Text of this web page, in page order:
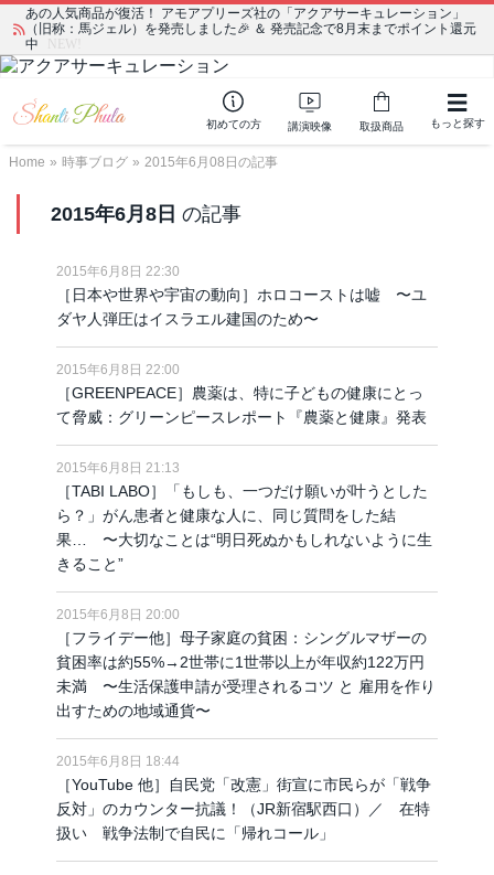
あの人気商品が復活！ アモアプリーズ社の「アクアサーキュレーション」
（旧称：馬ジェル）を発売しました🎉 ＆ 発売記念で8月末までポイント還元
中
NEW!
初めての方 講演映像 取扱商品 もっと探す
Home » 時事ブログ » 2015年6月08日の記事
2015年6月8日 の記事
2015年6月8日 22:30
［日本や世界や宇宙の動向］ホロコーストは嘘 〜ユ
ダヤ人弾圧はイスラエル建国のため〜
2015年6月8日 22:00
［GREENPEACE］農薬は、特に子どもの健康にとっ
て脅威：グリーンピースレポート『農薬と健康』発表
2015年6月8日 21:13
［TABI LABO］「もしも、一つだけ願いが叶うとした
ら？」がん患者と健康な人に、同じ質問をした結
果… 〜大切なことは“明日死ぬかもしれないように生
きること”
2015年6月8日 20:00
［フライデー他］母子家庭の貧困：シングルマザーの
貧困率は約55%→2世帯に1世帯以上が年収約122万円
未満 〜生活保護申請が受理されるコツ と 雇用を作り
出すための地域通貨〜
2015年6月8日 18:44
［YouTube 他］自民党「改憲」街宣に市民らが「戦争
反対」のカウンター抗議！（JR新宿駅西口）／ 在特
扱い 戦争法制で自民に「帰れコール」